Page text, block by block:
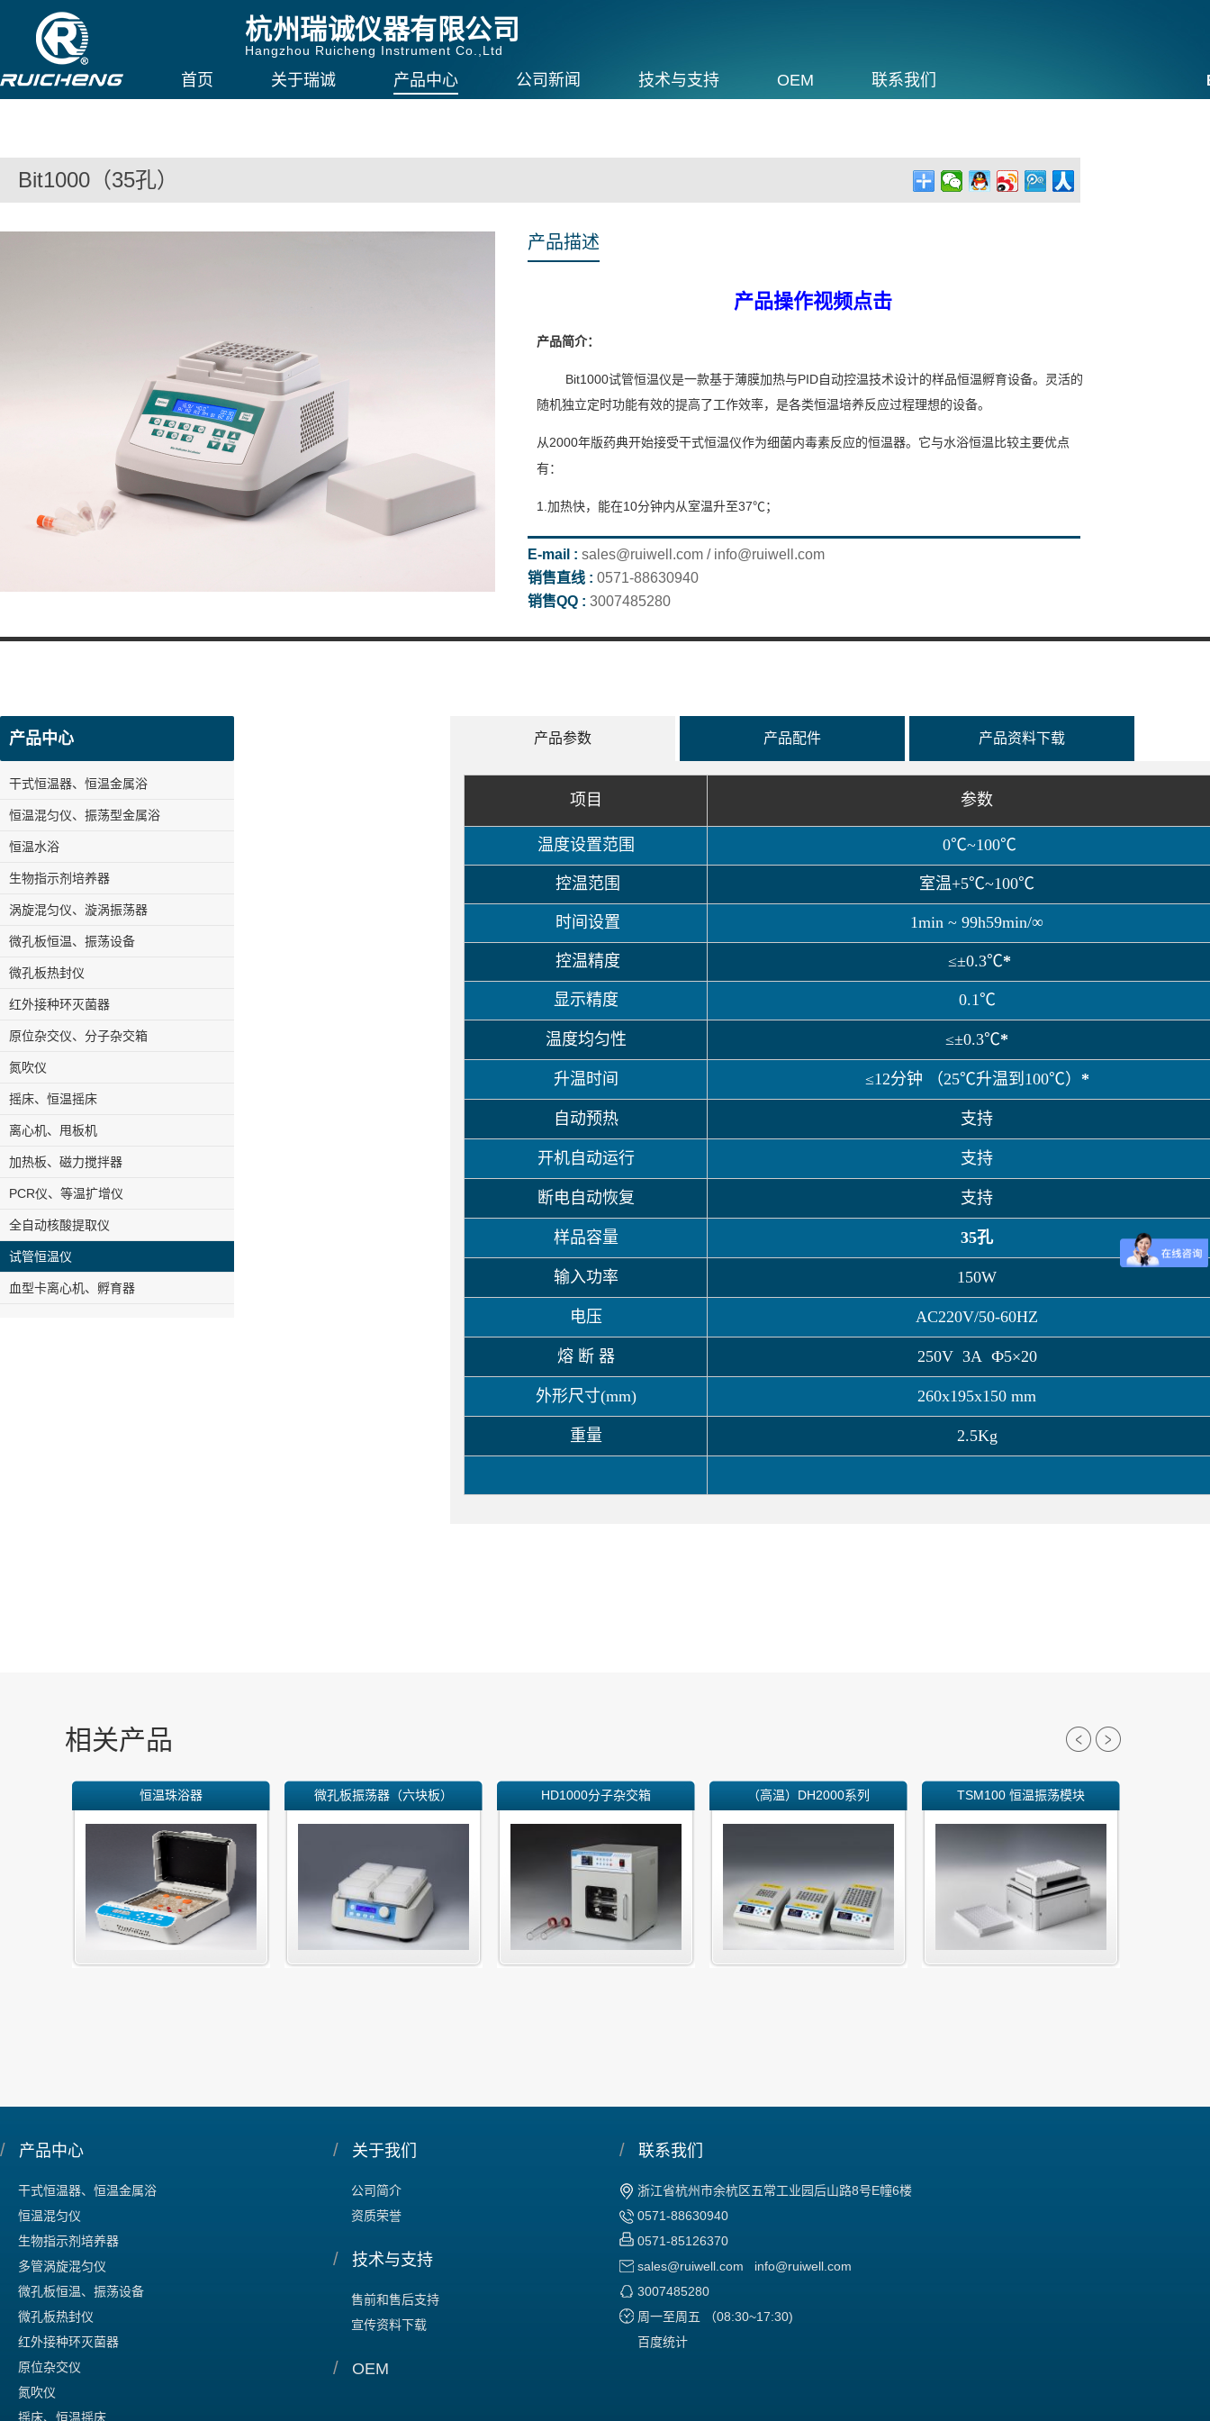
杭州瑞诚仪器有限公司
Hangzhou Ruicheng Instrument Co.,Ltd
首页 关于瑞诚 产品中心 公司新闻 技术与支持 OEM 联系我们
Bit1000（35孔）
产品描述
产品操作视频点击
产品简介：
Bit1000试管恒温仪是一款基于薄膜加热与PID自动控温技术设计的样品恒温孵育设备。灵活的
随机独立定时功能有效的提高了工作效率，是各类恒温培养反应过程理想的设备。
从2000年版药典开始接受干式恒温仪作为细菌内毒素反应的恒温器。它与水浴恒温比较主要优点
有：
1.加热快，能在10分钟内从室温升至37℃；
3.温控，37±0.5℃，提高实验室水平；
2.温度控制精度高。
3.实现最大99小时59分钟或者最小1分钟精确定时功能。
4.最多可同时对7组样品进行独立倒计时。
5.支持自动预热功能。
6.支持断电自动恢复功能。
7.支持开机自动运行功能。
8.温度校准功能。
9.内置软件和硬件双重超温保护装置，使用更可靠。
E-mail : sales@ruiwell.com / info@ruiwell.com
销售直线 : 0571-88630940
销售QQ : 3007485280
产品中心
干式恒温器、恒温金属浴
恒温混匀仪、振荡型金属浴
恒温水浴
生物指示剂培养器
涡旋混匀仪、漩涡振荡器
微孔板恒温、振荡设备
微孔板热封仪
红外接种环灭菌器
原位杂交仪、分子杂交箱
氮吹仪
摇床、恒温摇床
离心机、甩板机
加热板、磁力搅拌器
PCR仪、等温扩增仪
全自动核酸提取仪
试管恒温仪
血型卡离心机、孵育器
产品参数 产品配件 产品资料下载
项目 参数
温度设置范围 0℃~100℃
控温范围 室温+5℃~100℃
时间设置 1min ~ 99h59min/∞
控温精度 ≤±0.3℃*
显示精度 0.1℃
温度均匀性 ≤±0.3℃*
升温时间 ≤12分钟 （25℃升温到100℃） *
自动预热 支持
开机自动运行 支持
断电自动恢复 支持
样品容量 35孔
输入功率 150W
电压 AC220V/50-60HZ
熔 断 器 250V 3A Ф5×20
外形尺寸(mm) 260x195x150 mm
重量 2.5Kg
相关产品
恒温珠浴器 微孔板振荡器（六块板） HD1000分子杂交箱 （高温）DH2000系列 TSM100 恒温振荡模块
/ 产品中心
干式恒温器、恒温金属浴
恒温混匀仪
生物指示剂培养器
多管涡旋混匀仪
微孔板恒温、振荡设备
微孔板热封仪
红外接种环灭菌器
原位杂交仪
氮吹仪
摇床、恒温摇床
/ 关于我们
公司简介
资质荣誉
/ 技术与支持
售前和售后支持
宣传资料下载
/ OEM
/ 联系我们
浙江省杭州市余杭区五常工业园后山路8号E幢6楼
0571-88630940
0571-85126370
sales@ruiwell.com info@ruiwell.com
3007485280
周一至周五 （08:30~17:30)
百度统计